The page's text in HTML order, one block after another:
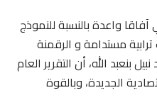
آفاقا واعدة بالنسبة للنموذج
مستدامة و الرقمنة
بنعبد الله، أن التقرير العام
الجديدة، وبالقوة